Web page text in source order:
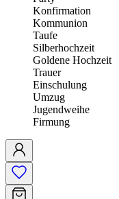
Konfirmation
Kommunion
Taufe
Silberhochzeit
Goldene Hochzeit
Trauer
Einschulung
Umzug
Jugendweihe
Firmung